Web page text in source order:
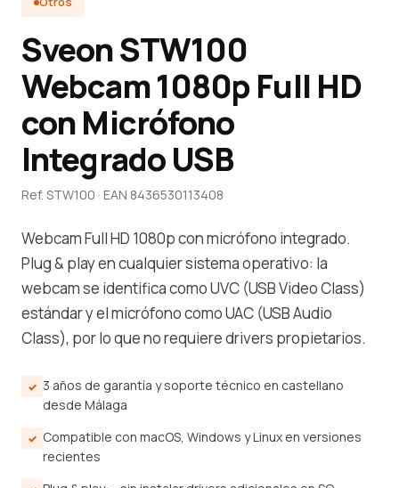
Sveon STW100
Webcam 1080p Full HD
con Micrófono
Integrado USB
Ref. STW100 · EAN 8436530113408
Webcam Full HD 1080p con micrófono integrado.
Plug & play en cualquier sistema operativo: la
webcam se identifica como UVC (USB Video Class)
estándar y el micrófono como UAC (USB Audio
Class), por lo que no requiere drivers propietarios.
3 años de garantía y soporte técnico en castellano
desde Málaga
Compatible con macOS, Windows y Linux en versiones
recientes